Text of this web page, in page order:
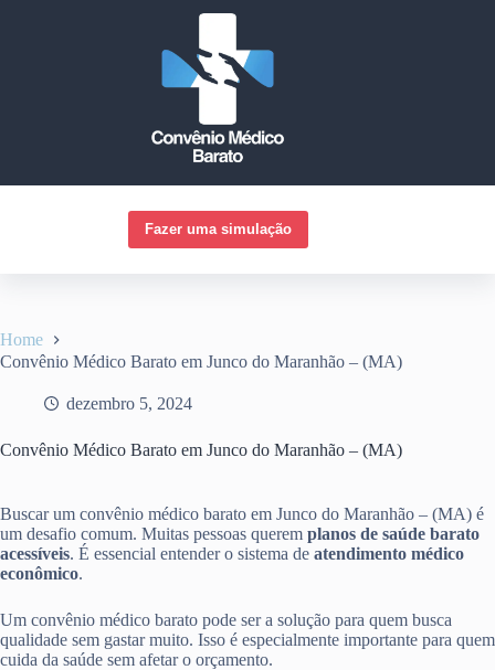
Fazer uma simulação
Home
Convênio Médico Barato em Junco do Maranhão – (MA)
dezembro 5, 2024
Convênio Médico Barato em Junco do Maranhão – (MA)
Buscar um convênio médico barato em Junco do Maranhão – (MA) é
um desafio comum. Muitas pessoas querem planos de saúde barato
acessíveis. É essencial entender o sistema de atendimento médico
econômico.
Um convênio médico barato pode ser a solução para quem busca
qualidade sem gastar muito. Isso é especialmente importante para quem
cuida da saúde sem afetar o orçamento.